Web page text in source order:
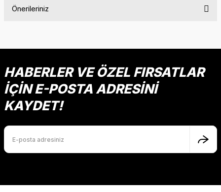
Önerileriniz
Ürün resmi kalitesiz, bozuk veya görüntülenemiyor.
Ürün açıklamasında eksik bilgiler bulunuyor.
Ürün fiyatı diğer sitelerden daha pahalı.
Bu ürüne benzer farklı alternatifler olmalı.
HABERLER VE ÖZEL FIRSATLAR
İÇİN E-POSTA ADRESİNİ
KAYDET!